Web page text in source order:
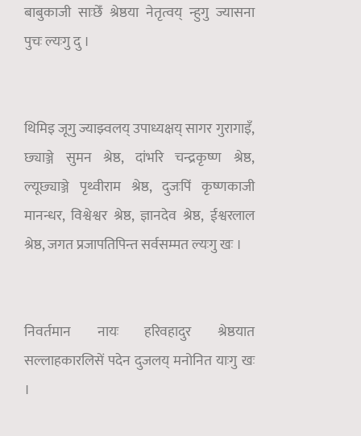
बाबुकाजी साःछेँ श्रेष्ठया नेतृत्वय् न्हुगु ज्यासना
पुचः ल्यःगु दु ।
थिमिइ जूगु ज्याझ्वलय् उपाध्यक्षय् सागर गुरागाइँ,
छ्याञ्जे सुमन श्रेष्ठ, दांभरि चन्द्रकृष्ण श्रेष्ठ,
ल्यूछ्याञ्जे पृथ्वीराम श्रेष्ठ, दुजःपिं कृष्णकाजी
मानन्धर, विश्वेश्वर श्रेष्ठ, ज्ञानदेव श्रेष्ठ, ईश्वरलाल
श्रेष्ठ, जगत प्रजापतिपिन्त सर्वसम्मत ल्यःगु खः ।
निवर्तमान नायः हरिवहादुर श्रेष्ठयात
सल्लाहकारलिसें पदेन दुजलय् मनोनित याःगु खः
।